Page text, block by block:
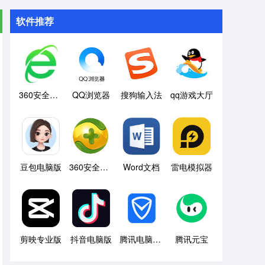
软件推荐
360安全浏览器 QQ浏览器 搜狗输入法 qq游戏大厅
豆包电脑版 360安全卫士 Word文档 雷电模拟器
剪映专业版 抖音电脑版 腾讯电脑管家 腾讯元宝